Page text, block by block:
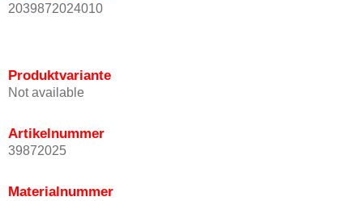
2039872024010
Produktvariante
Not available
Artikelnummer
39872025
Materialnummer